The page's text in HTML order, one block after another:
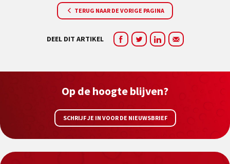
TERUG NAAR DE VORIGE PAGINA
DEEL DIT ARTIKEL
Op de hoogte blijven?
SCHRIJF JE IN VOOR DE NIEUWSBRIEF